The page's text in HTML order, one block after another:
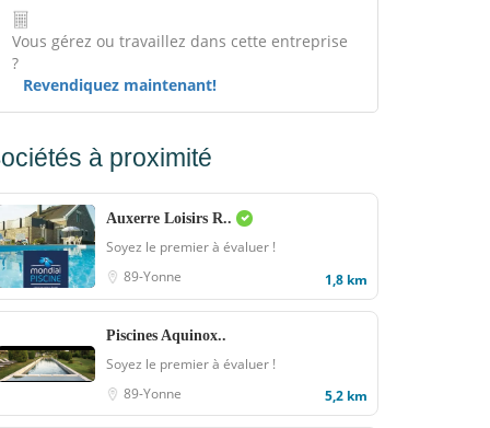
Vous gérez ou travaillez dans cette entreprise
?
Revendiquez maintenant!
à proximité
Auxerre Loisirs R..
Soyez le premier à évaluer !
89-Yonne
1,8 km
Piscines Aquinox..
Soyez le premier à évaluer !
89-Yonne
5,2 km